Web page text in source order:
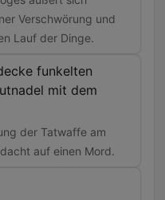
Verschwörung und
Lauf der Dinge.
funkelten
mit dem
der Tatwaffe am
auf einen Mord.